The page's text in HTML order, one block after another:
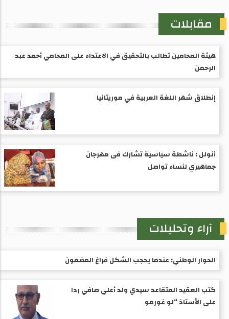
مقابلات
هيئة المحامين تطالب بالتحقيق في الاعتداء على المحامي أحمد عبد
الرحمن
إنطلاق شهر اللغة العربية في موريتانيا
أنولل : ناشطة سياسية تشارك فى مهرجان
جماهيري لنساء تواصل
آراء وتحليلات
الحوار الوطني: عندما يحجب الشكل فراغ المضمون
كتب العقيد المتقاعد سيدي ولد أعلي صافي ردا
على الأستاذ “لو غورمو